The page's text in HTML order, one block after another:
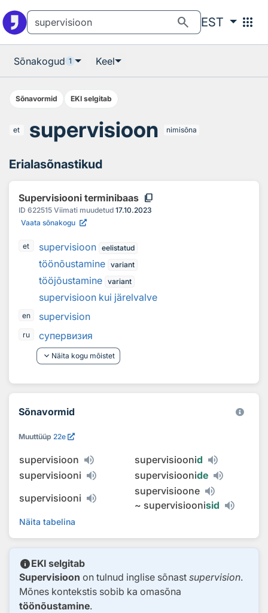
search EST apps
Sõnakogud 1 Keel
Sõnavormid EKI selgitab
et supervisioon nimisõna
Erialasõnastikud
Supervisiooni terminibaas content_copy
ID 622515 Viimati muudetud 17.10.2023
Vaata sõnakogu
et supervisioon eelistatud
töönõustamine variant
tööjõustamine variant
supervisioon kui järelvalve
en supervision
ru
cупервизия
keyboard_arrow_down Näita kogu mõistet
Sõnavormid
Muuttüüp 22e
supervisioon supervisioonid
supervisiooni
supervisioonide
supervisiooni
supervisioone
~ supervisioonisid
Näita tabelina
infoEKI selgitab
Supervisioon on tulnud inglise sõnast supervision.
Mõnes kontekstis sobib ka omasõna
töönõustamine.